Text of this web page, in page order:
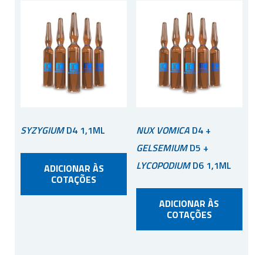
SYZYGIUMD4 1,1ML
ADICIONAR ÀS
COTAÇÕES
NUX VOMICAD4 +
GELSEMIUMD5 +
LYCOPODIUMD6 1,1ML
ADICIONAR ÀS
COTAÇÕES